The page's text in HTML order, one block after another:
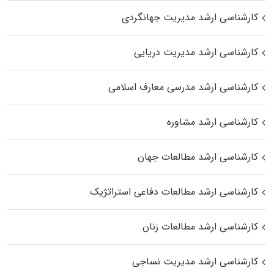
کارشناسی ارشد مدیریت جهانگردی
کارشناسی ارشد مدیریت دریایی
کارشناسی ارشد مدرسی معارف اسلامی
کارشناسی ارشد مشاوره
کارشناسی ارشد مطالعات جهان
کارشناسی ارشد مطالعات دفاعی استراتژیک
کارشناسی ارشد مطالعات زنان
کارشناسی ارشد مدیریت نساجی